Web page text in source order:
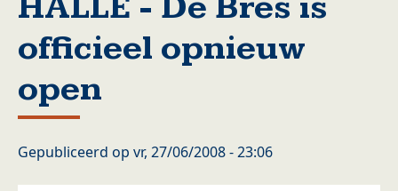
officieel opnieuw
open
Gepubliceerd op vr, 27/06/2008 - 23:06